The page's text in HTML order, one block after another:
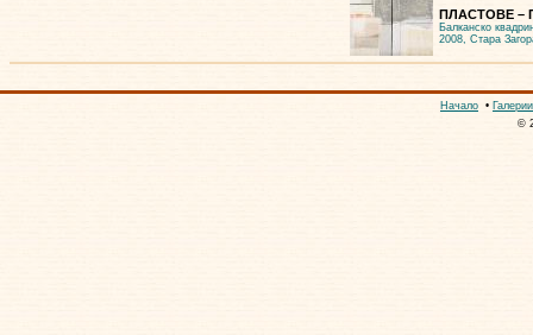
ПЛАСТОВЕ –
Балканско
2008, Стара
Начало • Галерии
©